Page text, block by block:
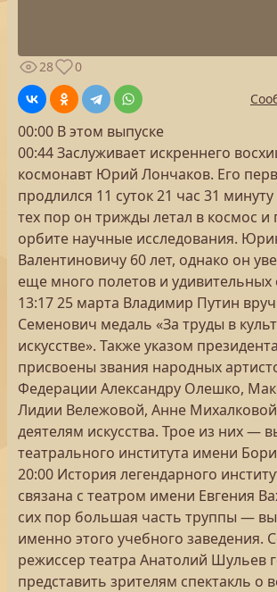
28
0
00:00 В этом выпуске
00:44 Заслуживает искреннего
космонавт Юрий Лончаков. Его
продлился 11 суток 21 час 31
тех пор он трижды летал в космос и
орбите научные исследования.
Валентиновичу 60 лет, однако он
еще много полетов и удивительных
13:17 25 марта Владимир Путин
Семенович медаль «За труды в
искусстве». Также указом
присвоены звания народных
Федерации Александру Олешко,
Лидии Вележовой, Анне
деятелям искусства. Трое из них —
театрального института имени
20:00 История легендарного
связана с театром имени Евгения
сих пор большая часть труппы —
именно этого учебного заведения.
режиссер театра Анатолий Шульев
представить зрителям спектакль о